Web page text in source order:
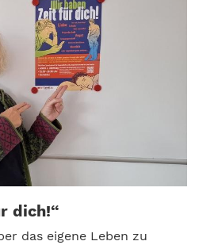
dich!“
das eigene Leben zu